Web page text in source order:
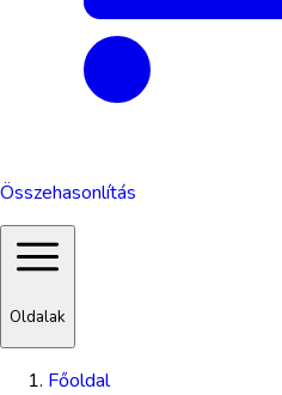
Összehasonlítás
Oldalak
Főoldal